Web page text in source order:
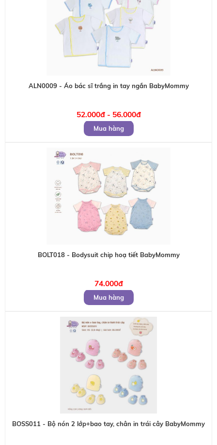
ALN0009 - Áo bác sĩ trắng in tay ngắn BabyMommy
52.000đ - 56.000đ
Mua hàng
BOLT018 - Bodysuit chip hoạ tiết BabyMommy
74.000đ
Mua hàng
BOSS011 - Bộ nón 2 lớp+bao tay, chân in trái cây BabyMommy